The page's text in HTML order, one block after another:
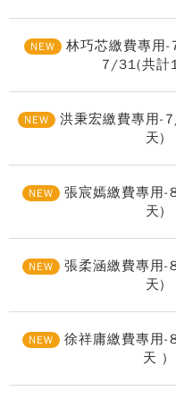
NEW
林巧芯繳費專
7/31(共計
NEW
洪秉宏繳費專用
天)
NEW
張宸嫣繳費專
天)
NEW
張柔涵繳費專
天)
NEW
徐祥庸繳費專
天 )